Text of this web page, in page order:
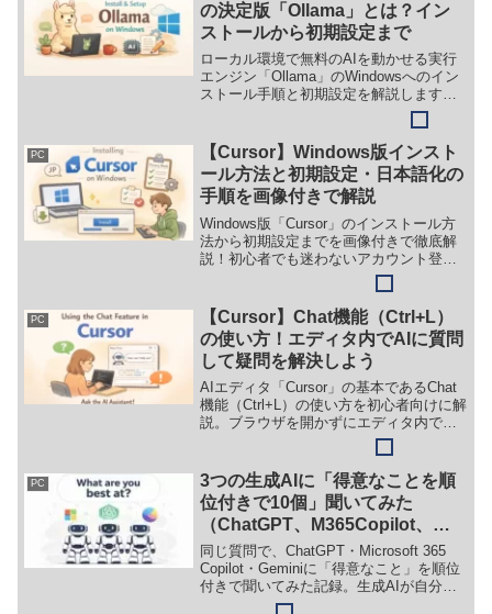
の決定版「Ollama」とは？イン
ストールから初期設定まで
ローカル環境で無料のAIを動かせる実行
エンジン「Ollama」のWindowsへのイン
ストール手順と初期設定を解説します。
外部にデータを送信しない安全なAI環境
を構築し、日本語対応モデルを実際に動
かすまでの実体験に基づいたガイドで
す。
PC
【Cursor】Windows版インスト
ール方法と初期設定・日本語化の
手順を画像付きで解説
Windows版「Cursor」のインストール方
法から初期設定までを画像付きで徹底解
説！初心者でも迷わないアカウント登録
手順や、必須の日本語化、安全に使うた
めのプライバシー設定（データ学習オ
フ）まで、最新の画面に沿って分かりや
すく説明します。
PC
【Cursor】Chat機能（Ctrl+L）
の使い方！エディタ内でAIに質問
して疑問を解決しよう
AIエディタ「Cursor」の基本であるChat
機能（Ctrl+L）の使い方を初心者向けに解
説。ブラウザを開かずにエディタ内で疑
問を解決したり、エラーの原因を特定し
たりする具体的な手順を画像付きで紹介
します。
PC
3つの生成AIに「得意なことを順
位付きで10個」聞いてみた
（ChatGPT、M365Copilot、
Gemini）
同じ質問で、ChatGPT・Microsoft 365
Copilot・Geminiに「得意なこと」を順位
付きで聞いてみた記録。生成AIが自分を
どう説明するか、その違いを整理しま